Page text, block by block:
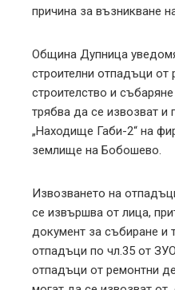
причина за възникване
Община Дупница
строителни отпадъци от
строителство и
трябва да се извозват
„Находище Габи-2“ на
землище на Бобошево.
Извозването на
се извършва от лица,
документ за събиране и
отпадъци по чл.35 от
отпадъци от ремонтни